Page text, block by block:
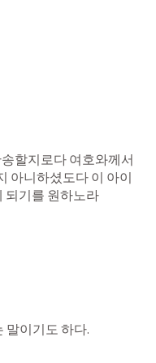
할지로다 여호와께서
아니하셨도다 이 아이
되기를 원하노라
말이기도 하다.